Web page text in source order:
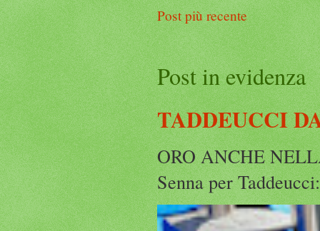
Post più recente
Post in evidenza
TADDEUCCI
ORO ANCHE
Senna per